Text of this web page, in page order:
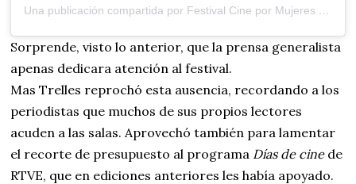
Una publicación compartida por Festival Cine por Mujeres Madrid (@fcinepormujeres)
Sorprende, visto lo anterior, que la prensa generalista
apenas dedicara atención al festival.
Mas Trelles reprochó esta ausencia, recordando a los
periodistas que muchos de sus propios lectores
acuden a las salas. Aprovechó también para lamentar
el recorte de presupuesto al programa Días de cinede
RTVE, que en ediciones anteriores les había apoyado.